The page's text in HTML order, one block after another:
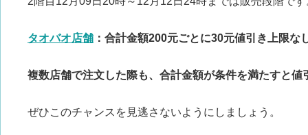
タオバオ店舗 ：合計金額200元ごとに30元値引き上限な
複数店舗で注文した際も、合計金額が条件を満たすと値
ぜひこのチャンスを見逃さないようにしましょう。